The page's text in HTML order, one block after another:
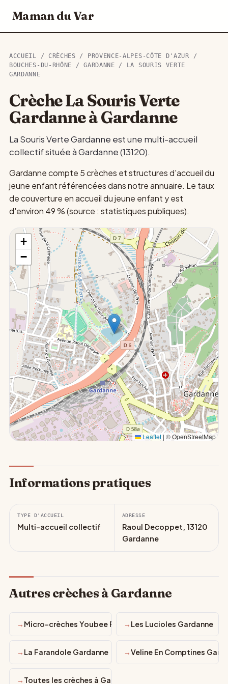
Maman du Var
ACCUEIL / CRÈCHES / PROVENCE-ALPES-CÔTE D'AZUR /
BOUCHES-DU-RHÔNE /GARDANNE / LA SOURIS VERTE
GARDANNE
Crèche La Souris Verte
Gardanne à Gardanne
La Souris Verte Gardanne est une multi-accueil
collectif située à Gardanne (13120).
Gardanne compte 5 crèches et structures d'accueil du
jeune enfant référencées dans notre annuaire. Le taux
de couverture en accueil du jeune enfant y est
d'environ 49 % (source : statistiques publiques).
+
−
Leaflet | © OpenStreetMap
Informations pratiques
TYPE D'ACCUEIL
Multi-accueil collectif
ADRESSE
Raoul Decoppet, 13120
Gardanne
Autres crèches à Gardanne
Micro-crèches Youbee For Kids “Les Minots de
Les Lucioles Gardanne
La Farandole Gardanne Veline En Comptines
Toutes les crèches à Gardanne